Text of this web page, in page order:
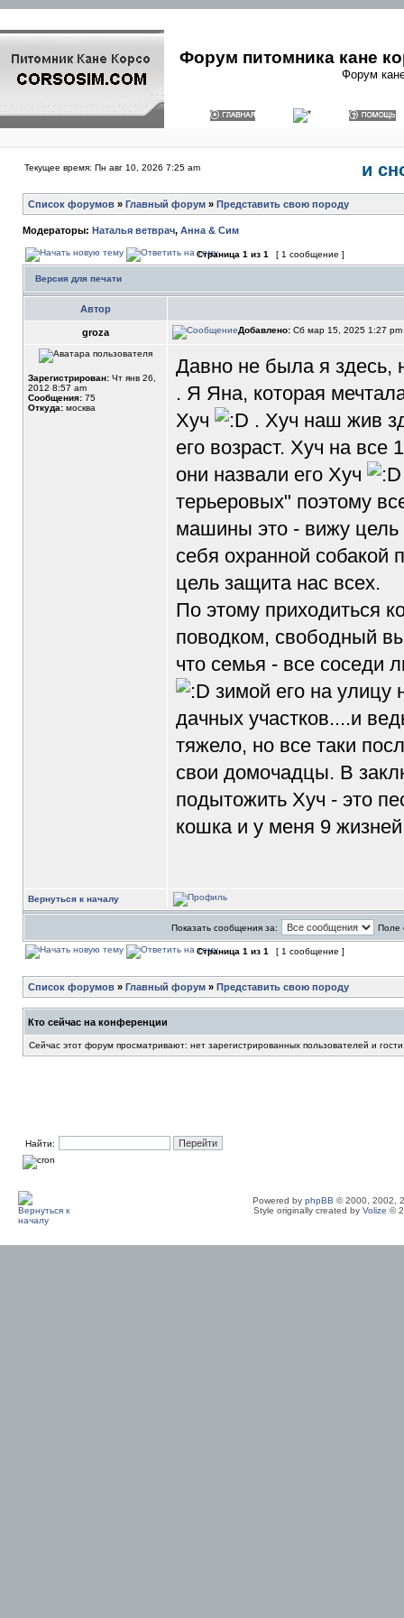
Форум питомника кане
Форум
Текущее время: Пн авг 10, 2026 7:25 am и
Список форумов » Главный форум » Представить свою породу
Модераторы: Наталья ветврач, Анна & Сим
Страница 1 из 1 [ 1 сообщение ]
Версия для печати
Автор
groza Добавлено: Сб мар 15, 2025 1:27 pm
Зарегистрирован: Чт янв 26,
2012 8:57 am
Сообщения: 75
Откуда: москва
Давно не была я здесь,
. Я Яна, которая
Хуч
. Хуч наш жив
его возраст. Хуч на все
они назвали его Хуч
терьеровых" поэтому
машины это - вижу цель
себя охранной
цель защита нас всех.
По этому приходиться
поводком, свободный
что семья - все соседи
зимой его на улицу
дачных участков....и
тяжело, но все таки
свои домочадцы. В
подытожить Хуч - это
кошка и у меня 9
Вернуться к началу
Показать сообщения за: Поле
Страница 1 из 1 [ 1 сообщение ]
Список форумов » Главный форум » Представить свою породу
Кто сейчас на конференции
Сейчас этот форум просматривают: нет зарегистрированных пользователей и
Найти:
Powered by phpBB © 2000, 2002,
Style originally created by Volize ©